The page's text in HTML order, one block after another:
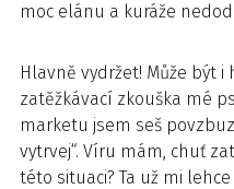
moc elánu a kuráže
Hlavně vydržet! Může být i
zatěžkávací zkouška mé
marketu jsem seš
vytrvej“. Víru mám, chuť
této situaci? Ta už mi